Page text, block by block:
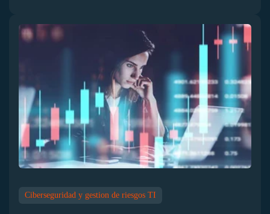
Ciberseguridad y gestion de riesgos TI